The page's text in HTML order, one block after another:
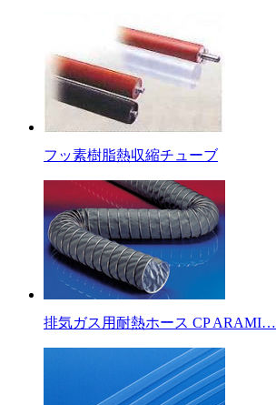
フッ素樹脂熱収縮チューブ
排気ガス用耐熱ホース CP ARAMI…